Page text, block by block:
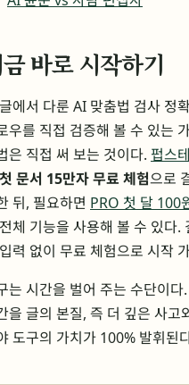
바로 시작하기
에서 다룬 AI 맞춤법 검사 정
우를 직접 검증해 볼 수 있는
은 직접 써 보는 것이다. 펍스
첫 문서 15만자 무료 체험으로
뒤, 필요하면 PRO 첫 달 100
체 기능을 사용해 볼 수 있다.
력 없이 무료 체험으로 시작
는 시간을 벌어 주는 수단이다
을 글의 본질, 즉 더 깊은 사고
도구의 가치가 100% 발휘된